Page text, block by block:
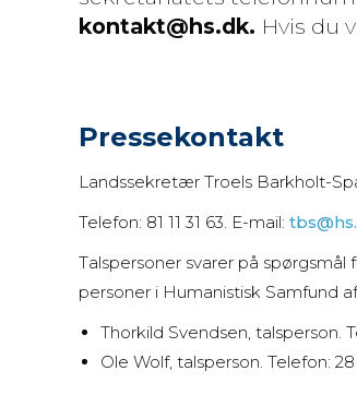
kontakt@hs.dk. Hvis du
Pressekontakt
Landssekretær Troels Barkholt-
Telefon: 81 11 31 63. E-mail:
Talspersoner svarer på
personer i Humanistisk Samfund
Thorkild Svendsen, talsperson.
Ole Wolf, talsperson. Telefon: 28